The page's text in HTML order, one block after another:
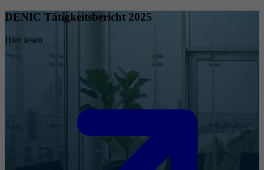
DENIC Tätigkeitsbericht 2025
Hier lesen